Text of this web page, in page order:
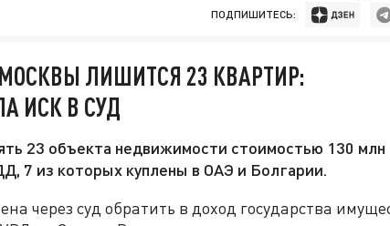
ПОДПИШИТЕСЬ:
ЛИШИТСЯ 23 КВАРТИР:
ИСК В СУД
23 объекта недвижимости стоимостью 130 млн
7 из которых куплены в ОАЭ и Болгарии.
через суд обратить в доход государства